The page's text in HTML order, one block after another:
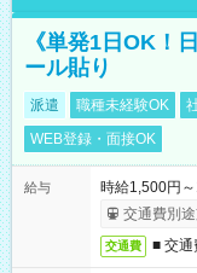
《単発1日OK！
ール貼り
派遣 職種未経験OK
WEB登録・面接OK
給与
時給1,500円
交通費別
交通費 ■ 交